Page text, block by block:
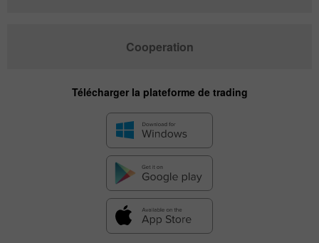
Cooperation
Télécharger la plateforme de trading